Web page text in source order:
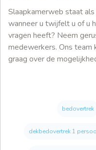
Slaapkamerweb staat
wanneer u twijfelt u of u
vragen heeft? Neem
medewerkers. Ons team
graag over de
bedovertrek
dekbedovertrek 1